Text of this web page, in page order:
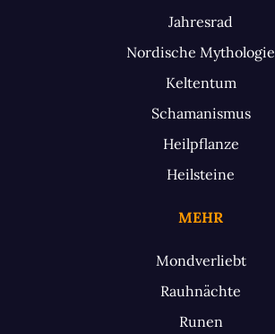
Jahresrad
Nordische Mythologie
Keltentum
Schamanismus
Heilpflanze
Heilsteine
MEHR
Mondverliebt
Rauhnächte
Runen